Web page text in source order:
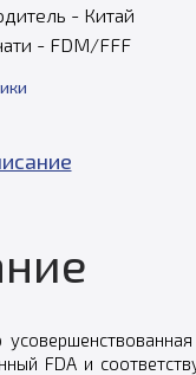
- Китай
- FDM/FFF
FDA и